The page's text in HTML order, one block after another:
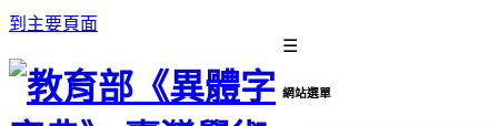
到主要頁面
☰
網站選單